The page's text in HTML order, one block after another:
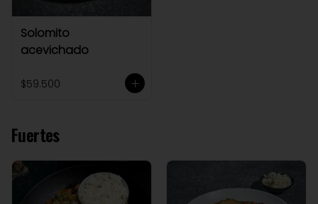
Solomito
acevichado
$59.500
Fuertes